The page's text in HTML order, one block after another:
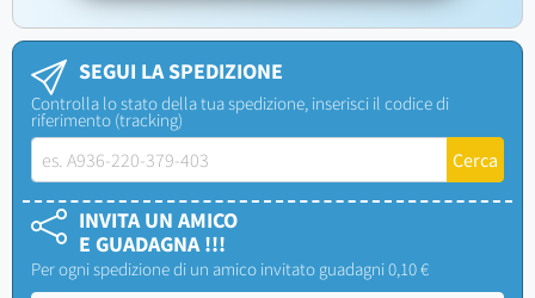
SEGUI LA SPEDIZIONE
Controlla lo stato della tua spedizione, inserisci il codice di
riferimento (tracking)
INVITA UN AMICO
E GUADAGNA !!!
Per ogni spedizione di un amico invitato guadagni 0,10 €